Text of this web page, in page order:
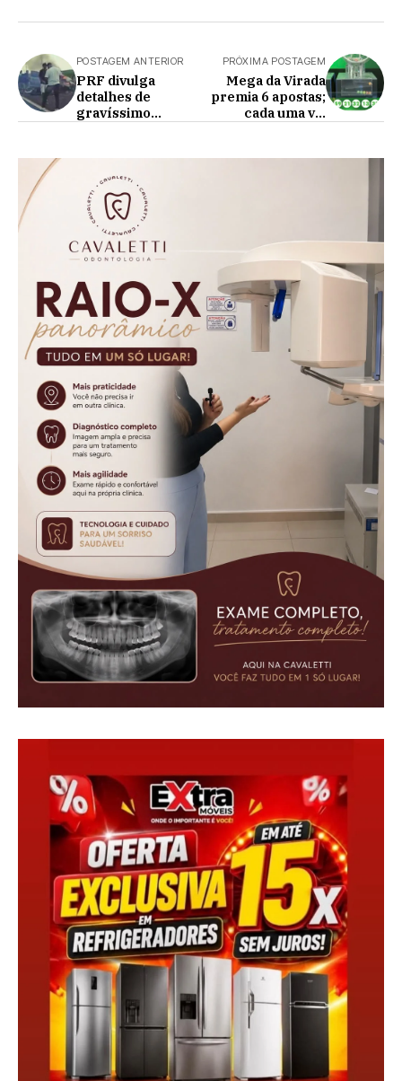
POSTAGEM ANTERIOR
PRF divulga
detalhes de
gravíssimo
PRÓXIMA POSTAGEM
Mega da Virada
premia 6 apostas;
cada uma vai